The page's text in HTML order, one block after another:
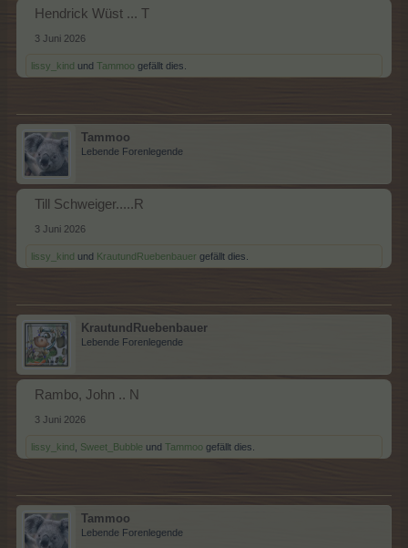
Hendrick Wüst ... T
3 Juni 2026
lissy_kind und Tammoo gefällt dies.
Tammoo
Lebende Forenlegende
Till Schweiger.....R
3 Juni 2026
lissy_kind und KrautundRuebenbauer gefällt dies.
KrautundRuebenbauer
Lebende Forenlegende
Rambo, John .. N
3 Juni 2026
lissy_kind Sweet_Bubble und Tammoo gefällt dies.
Tammoo
Lebende Forenlegende